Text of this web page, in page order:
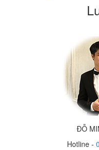
ĐỖ
Hotline -